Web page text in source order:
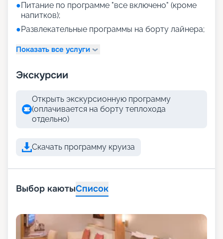
●Питание по программе "все включено" (кроме
напитков);
●Развлекательные программы на борту лайнера;
Показать все услуги
Экскурсии
Открыть экскурсионную программу
(оплачивается на борту теплохода
отдельно)
Скачать программу круиза
Выбор каютыСписок